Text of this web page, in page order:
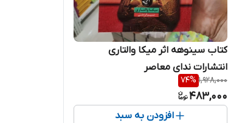
کتاب سینوهه اثر میکا والتاری
انتشارات ندای معاصر
1,928,000
74%
483,000
افزودن به سبد